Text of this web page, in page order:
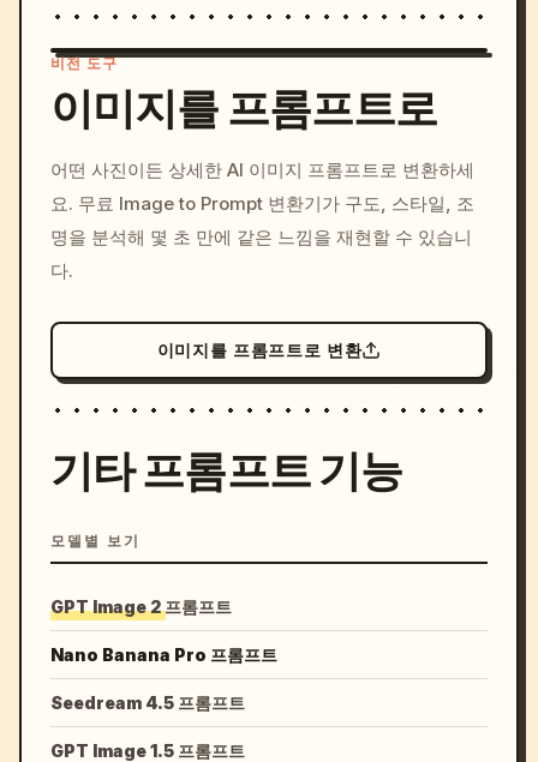
c, cyberpunk sunset, neon
colors, 8k --v 6.0
비전 도구
이미지를 프롬프트로
어떤 사진이든 상세한 AI 이미지 프롬프트로 변환하세
요. 무료 Image to Prompt 변환기가 구도, 스타일, 조
명을 분석해 몇 초 만에 같은 느낌을 재현할 수 있습니
다.
이미지를 프롬프트로 변환
기타 프롬프트 기능
모델별 보기
GPT Image 2 프롬프트
Nano Banana Pro 프롬프트
Seedream 4.5 프롬프트
GPT Image 1.5 프롬프트